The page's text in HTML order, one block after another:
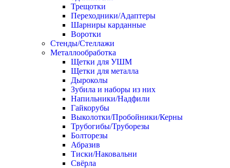
Трещотки
Переходники/Адаптеры
Шарниры карданные
Воротки
Стенды/Стеллажи
Металлообработка
Щетки для УШМ
Щетки для металла
Дыроколы
Зубила и наборы из них
Напильники/Надфили
Гайкорубы
Выколотки/Пробойники/Керны
Трубогибы/Труборезы
Болторезы
Абразив
Тиски/Наковальни
Свёрла